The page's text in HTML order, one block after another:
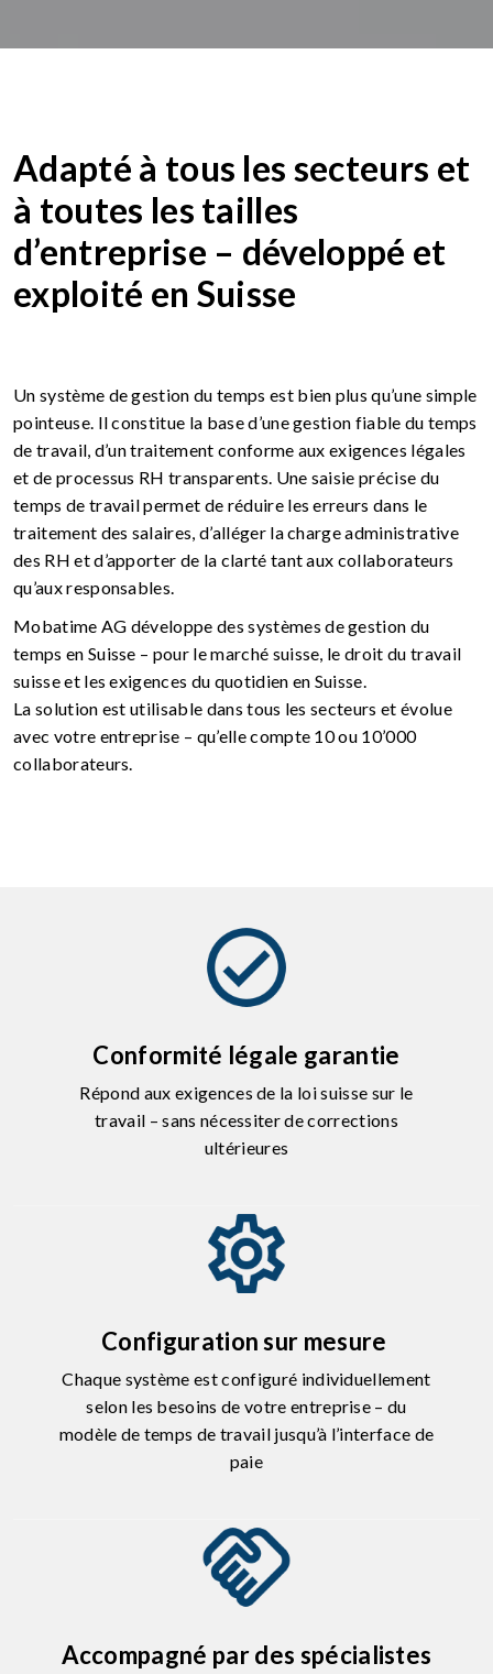
Adapté à tous les secteurs et
à toutes les tailles
d’entreprise – développé et
exploité en Suisse
Un système de gestion du temps est bien plus qu’une simple
pointeuse. Il constitue la base d’une gestion fiable du temps
de travail, d’un traitement conforme aux exigences légales
et de processus RH transparents. Une saisie précise du
temps de travail permet de réduire les erreurs dans le
traitement des salaires, d’alléger la charge administrative
des RH et d’apporter de la clarté tant aux collaborateurs
qu’aux responsables.
Mobatime AG développe des systèmes de gestion du
temps en Suisse – pour le marché suisse, le droit du travail
suisse et les exigences du quotidien en Suisse.
La solution est utilisable dans tous les secteurs et évolue
avec votre entreprise – qu’elle compte 10 ou 10’000
collaborateurs.
Conformité légale garantie
Répond aux exigences de la loi suisse sur le
travail – sans nécessiter de corrections
ultérieures
Configuration sur mesure
Chaque système est configuré individuellement
selon les besoins de votre entreprise – du
modèle de temps de travail jusqu’à l’interface de
paie
Accompagné par des spécialistes